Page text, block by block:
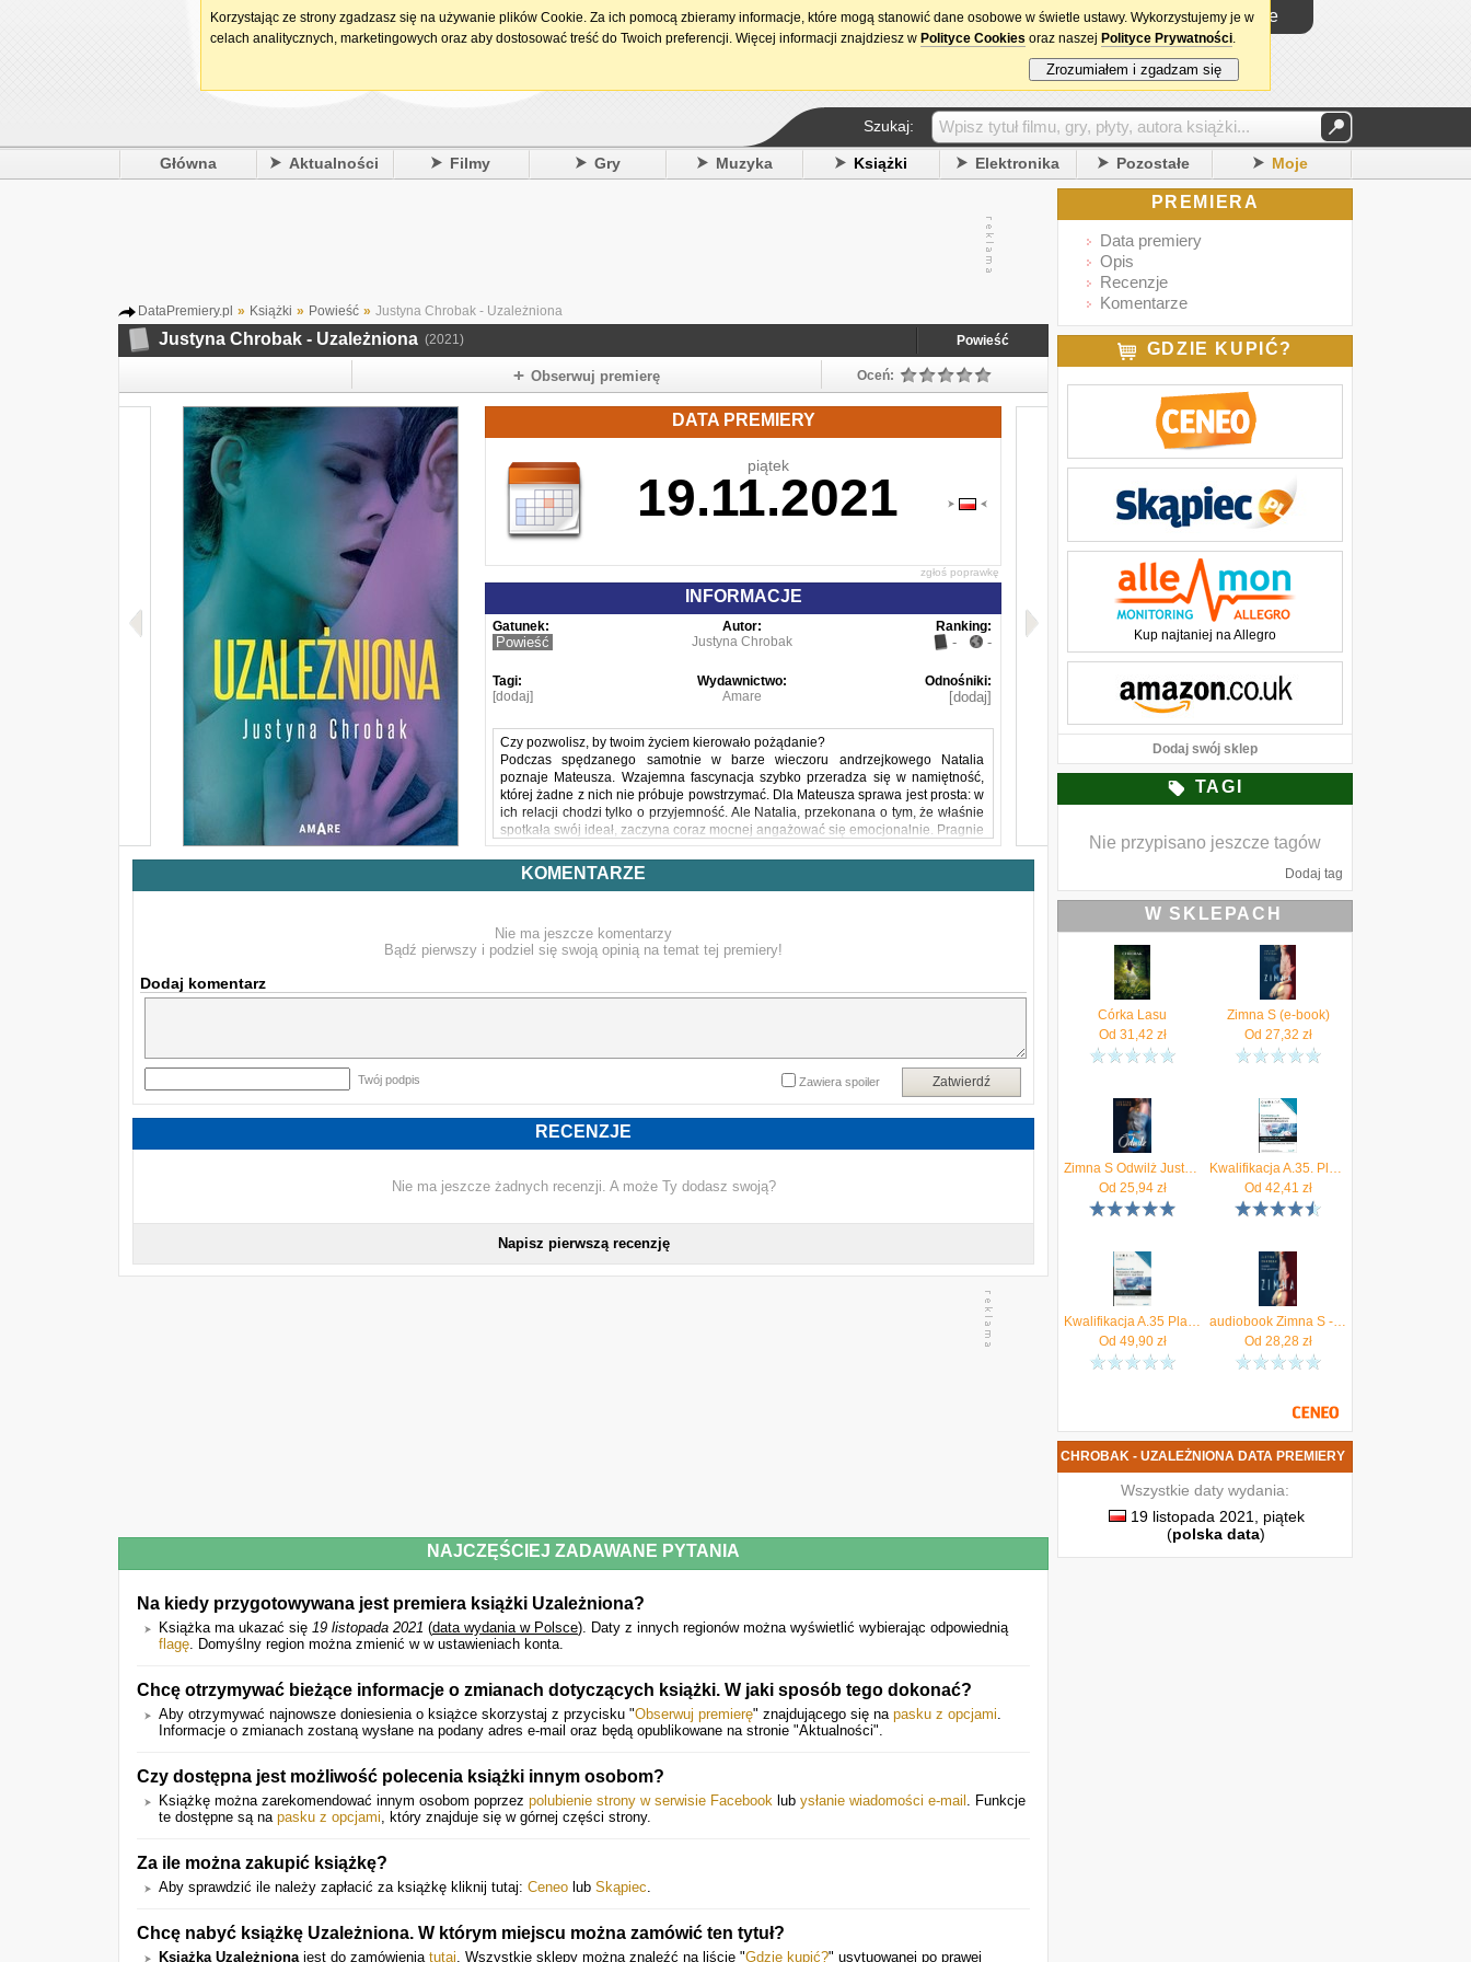
15. urodziny DataPremiery.pl Logowanie
Szukaj:
Główna Aktualności Filmy Gry Muzyka Książki Elektronika Pozostałe Moje
DataPremiery.pl » Książki » Powieść » Justyna Chrobak - Uzależniona
Justyna Chrobak - Uzależniona (2021) Powieść
Obserwuj premierę Oceń:
DATA PREMIERY
piątek
19.11.2021
zgłoś poprawkę
INFORMACJE
Gatunek:
Powieść
Autor:
Justyna Chrobak
Ranking:
- -
Tagi:
[dodaj]
Wydawnictwo:
Amare
Odnośniki:
[dodaj]
Czy pozwolisz, by twoim życiem kierowało pożądanie?
Podczas spędzanego samotnie w barze wieczoru andrzejkowego Natalia
poznaje Mateusza. Wzajemna fascynacja szybko przeradza się w namiętność,
której żadne z nich nie próbuje powstrzymać. Dla Mateusza sprawa jest prosta: w
ich relacji chodzi tylko o przyjemność. Ale Natalia, przekonana o tym, że właśnie
spotkała swój ideał, zaczyna coraz mocnej angażować się emocjonalnie. Pragnie
tylko jednego: by zaczęli dzielić nie tylko łóżko, ale też codzienne życie. Nic
jednak nie wskazuje na to, że jej marzenie ma szansę kiedykolwiek się ziścić...
Tymczasem na horyzoncie pojawia się ktoś nowy, kto chciałby pomóc jej wyplątać
uzależniła, może ją pociągnąć na dno?
Powyższy opis pochodzi od wydawcy.
KOMENTARZE
Nie ma jeszcze komentarzy
Bądź pierwszy i podziel się swoją opinią na temat tej premiery!
Dodaj komentarz
Twój podpis Zatwierdź
Zawiera spoiler
RECENZJE
Nie ma jeszcze żadnych recenzji. A może Ty dodasz swoją?
Napisz pierwszą recenzję
NAJCZĘŚCIEJ ZADAWANE PYTANIA
Na kiedy przygotowywana jest premiera książki Uzależniona?
Książka ma ukazać się 19 listopada 2021 (data wydania w Polsce). Daty z innych regionów można wyświetlić wybierając odpowiednią
flagę. Domyślny region można zmienić w w ustawieniach konta.
Chcę otrzymywać bieżące informacje o zmianach dotyczących książki. W jaki sposób tego dokonać?
Aby otrzymywać najnowsze doniesienia o książce skorzystaj z przycisku "Obserwuj premierę" znajdującego się na pasku z opcjami.
Informacje o zmianach zostaną wysłane na podany adres e-mail oraz będą opublikowane na stronie "Aktualności".
Czy dostępna jest możliwość polecenia książki innym osobom?
Książkę można zarekomendować innym osobom poprzez polubienie strony w serwisie Facebook lub ysłanie wiadomości e-mail . Funkcje
te dostępne są na pasku z opcjami, który znajduje się w górnej części strony.
Za ile można zakupić książkę?
Aby sprawdzić ile należy zapłacić za książkę kliknij tutaj: Ceneo lub Skąpiec.
Chcę nabyć książkę Uzależniona. W którym miejscu można zamówić ten tytuł?
Książka Uzależnionajest do zamówienia tutaj. Wszystkie sklepy można znaleźć na liście "Gdzie kupić?" usytuowanej po prawej
PREMIERA
Data premiery
Opis
Recenzje
Komentarze
GDZIE KUPIĆ?
Kup najtaniej na Allegro
Dodaj swój sklep
TAGI
Nie przypisano jeszcze tagów
Dodaj tag
W SKLEPACH
Córka Lasu
Od 31,42 zł
Zimna S (e-book)
Od 27,32 zł
Zimna S Odwilż Justyna Chrobak
Od 25,94zł
Kwalifikacja A.35. Planowanie i prowadzenie.. cz.2
Od 42,41 zł
Kwalifikacja A.35 Planowanie i prowadzenie działalności w organizacji. Podręcznik do nauki zawodu technik ekonomista. Część 2
Od 49,90zł
audiobook Zimna S - Justyna Chrobak
Od 28,28zł
NOWA KSIĄŻKA JUSTYNA CHROBAK - UZALEŻNIONA DATA PREMIERY
Wszystkie daty wydania:
19 listopada 2021, piątek
(polska data)
Korzystając ze strony zgadzasz się na używanie plików Cookie. Za ich pomocą zbieramy informacje, które mogą stanowić dane osobowe w świetle ustawy. Wykorzystujemy je w
celach analitycznych, marketingowych oraz aby dostosować treść do Twoich preferencji. Więcej informacji znajdziesz w Polityce Cookies oraz naszej Polityce Prywatności.
Zrozumiałem i zgadzam się